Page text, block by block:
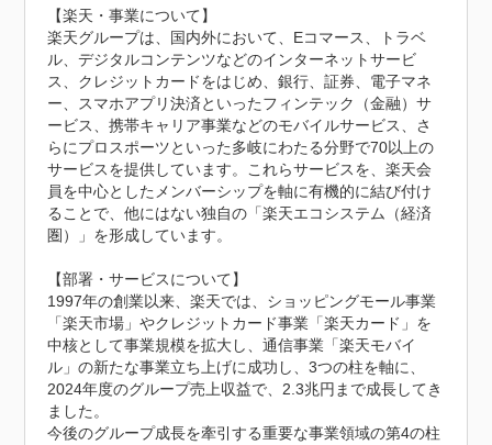
【楽天・事業について】
楽天グループは、国内外において、Eコマース、トラベ
ル、デジタルコンテンツなどのインターネットサービ
ス、クレジットカードをはじめ、銀行、証券、電子マネ
ー、スマホアプリ決済といったフィンテック（金融）サ
ービス、携帯キャリア事業などのモバイルサービス、さ
らにプロスポーツといった多岐にわたる分野で70以上の
サービスを提供しています。これらサービスを、楽天会
員を中心としたメンバーシップを軸に有機的に結び付け
ることで、他にはない独自の「楽天エコシステム（経済
圏）」を形成しています。
【部署・サービスについて】
1997年の創業以来、楽天では、ショッピングモール事業
「楽天市場」やクレジットカード事業「楽天カード」を
中核として事業規模を拡大し、通信事業「楽天モバイ
ル」の新たな事業立ち上げに成功し、3つの柱を軸に、
2024年度のグループ売上収益で、2.3兆円まで成長してき
ました。
今後のグループ成長を牽引する重要な事業領域の第4の柱